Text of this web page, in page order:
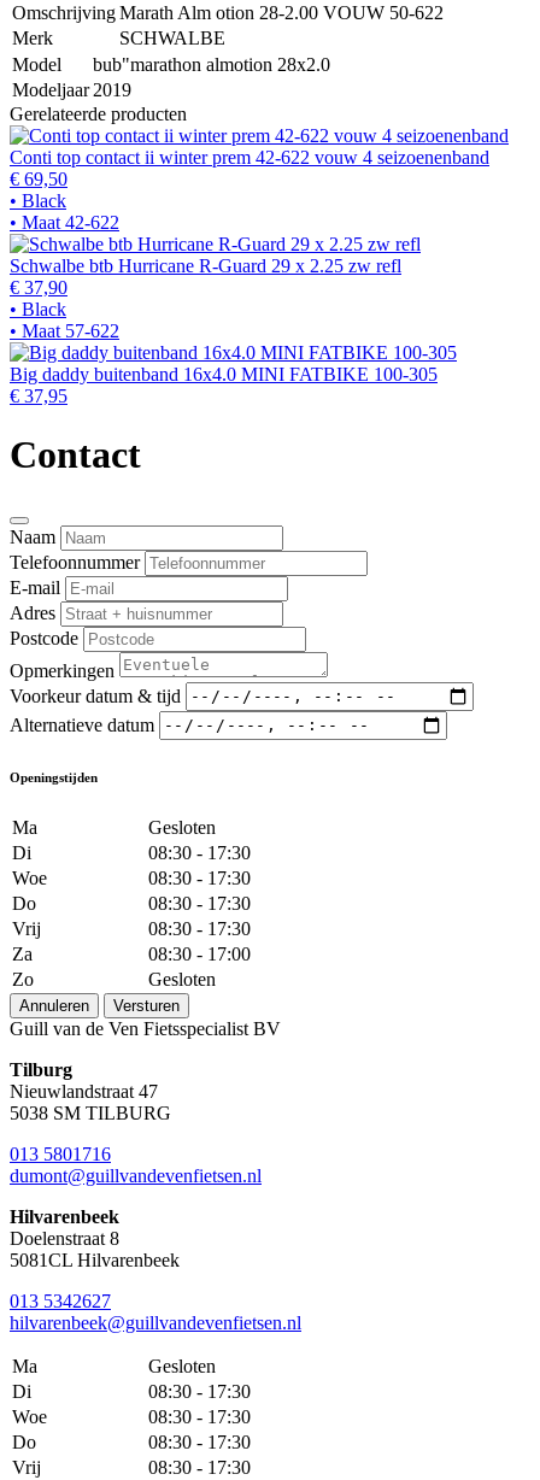
OmschrijvingMarath Alm otion 28-2.00 VOUW 50-622
Merk
SCHWALBE
Model
bub"marathon almotion 28x2.0
Modeljaar 2019
Gerelateerde producten
Conti top contact ii winter prem 42-622 vouw 4 seizoenenband
€ 69,50
• Black
• Maat 42-622
Schwalbe btb Hurricane R-Guard 29 x 2.25 zw refl
€ 37,90
• Black
• Maat 57-622
Big daddy buitenband 16x4.0 MINI FATBIKE 100-305
€ 37,95
Contact
Naam
Telefoonnummer
E-mail
Adres
Postcode
Opmerkingen
Voorkeur datum & tijd
Alternatieve datum
Openingstijden
Ma
Gesloten
Di
08:30 - 17:30
Woe
08:30 - 17:30
Do
08:30 - 17:30
Vrij
08:30 - 17:30
Za
08:30 - 17:00
Zo
Gesloten
Annuleren Versturen
Guill van de Ven Fietsspecialist BV
Tilburg
Nieuwlandstraat 47
5038 SM TILBURG
013 5801716
dumont@guillvandevenfietsen.nl
Hilvarenbeek
Doelenstraat 8
5081CL Hilvarenbeek
013 5342627
hilvarenbeek@guillvandevenfietsen.nl
Ma
Gesloten
Di
08:30 - 17:30
Woe
08:30 - 17:30
Do
08:30 - 17:30
Vrij
08:30 - 17:30